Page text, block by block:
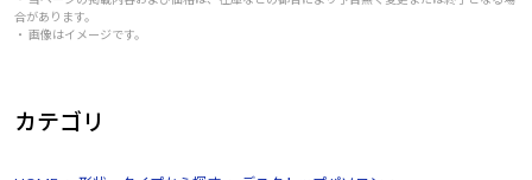
合があります。
・ 画像はイメージです。
カテゴリ